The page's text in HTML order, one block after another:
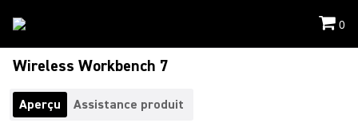
0
Wireless Workbench 7
Aperçu Assistance produit